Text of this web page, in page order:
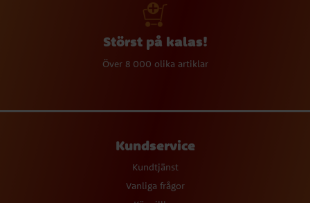
Störst på kalas!
Över 8 000 olika artiklar
Kundservice
Kundtjänst
Vanliga frågor